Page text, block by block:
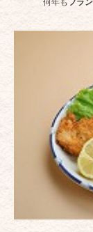
何年も フラ